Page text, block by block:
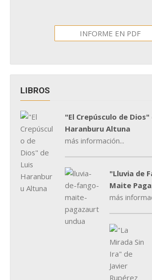
INFORME EN PDF
LIBROS
"El Crepúsculo de Dios"
Haranburu Altuna
más información...
"Lluvia de
Maite
más